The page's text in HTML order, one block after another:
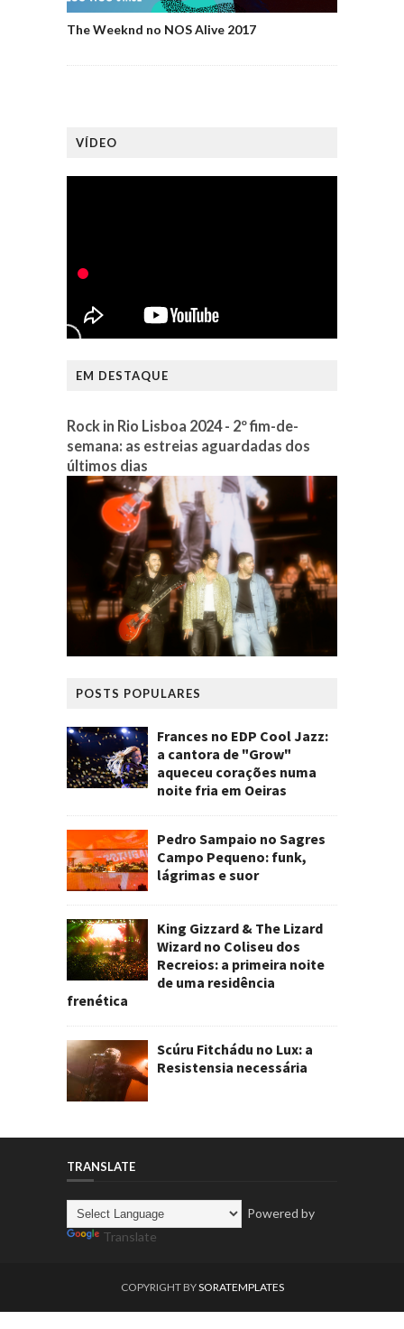
The Weeknd no NOS Alive 2017
VÍDEO
EM DESTAQUE
Rock in Rio Lisboa 2024 - 2º fim-de-
semana: as estreias aguardadas dos
últimos dias
POSTS POPULARES
Frances no EDP Cool Jazz:
a cantora de "Grow"
aqueceu corações numa
noite fria em Oeiras
Pedro Sampaio no Sagres
Campo Pequeno: funk,
lágrimas e suor
King Gizzard & The Lizard
Wizard no Coliseu dos
Recreios: a primeira noite
de uma residência
frenética
Scúru Fitchádu no Lux: a
Resistensia necessária
TRANSLATE
Powered by
Translate
COPYRIGHT BYSORATEMPLATES